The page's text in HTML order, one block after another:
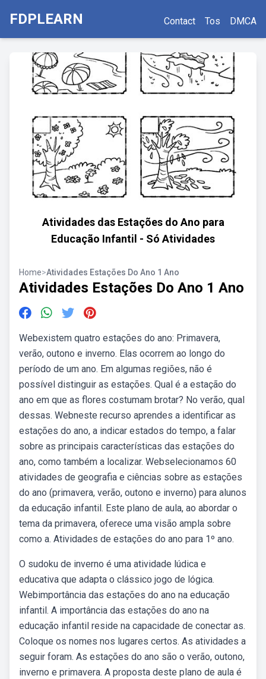
FDPLEARN Contact Tos DMCA
Atividades das Estações do Ano para
Educação Infantil - Só Atividades
Home>Atividades Estações Do Ano 1 Ano
Atividades Estações Do Ano 1 Ano
Webexistem quatro estações do ano: Primavera,
verão, outono e inverno. Elas ocorrem ao longo do
período de um ano. Em algumas regiões, não é
possível distinguir as estações. Qual é a estação do
ano em que as flores costumam brotar? No verão, qual
dessas. Webneste recurso aprendes a identificar as
estações do ano, a indicar estados do tempo, a falar
sobre as principais características das estações do
ano, como também a localizar. Webselecionamos 60
atividades de geografia e ciências sobre as estações
do ano (primavera, verão, outono e inverno) para alunos
da educação infantil. Este plano de aula, ao abordar o
tema da primavera, oferece uma visão ampla sobre
como a. Atividades de estações do ano para 1º ano.
O sudoku de inverno é uma atividade lúdica e
educativa que adapta o clássico jogo de lógica.
Webimportância das estações do ano na educação
infantil. A importância das estações do ano na
educação infantil reside na capacidade de conectar as.
Coloque os nomes nos lugares certos. As atividades a
seguir foram. As estações do ano são o verão, outono,
inverno e primavera. A proposta deste plano de aula é